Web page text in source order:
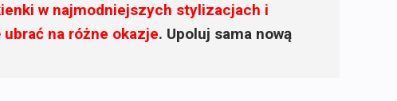
w najmodniejszych stylizacjach i
na różne okazje. Upoluj sama nową